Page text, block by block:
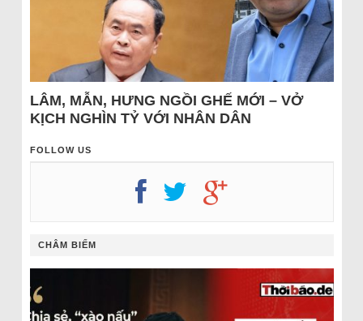
LÂM, MẪN, HƯNG NGỒI GHẾ MỚI – VỞ
KỊCH NGHÌN TỶ VỚI NHÂN DÂN
FOLLOW US
CHÂM BIẾM